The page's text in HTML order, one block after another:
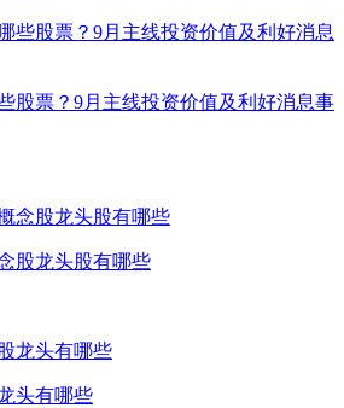
股票？9月主线投资价值及利好消息事
股龙头股有哪些
头有哪些